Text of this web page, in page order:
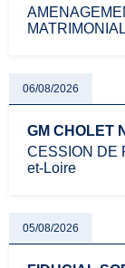
06/08/2026
GM CHOLET
CESSION DE
et-Loire
05/08/2026